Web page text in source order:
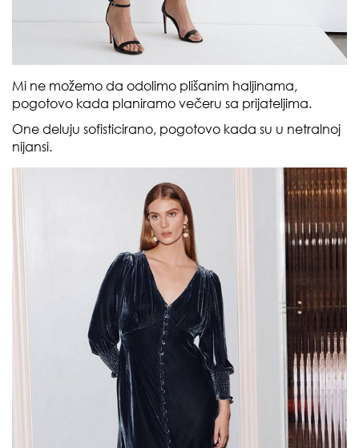
Mi ne možemo da odolimo plišanim haljinama,
pogotovo kada planiramo večeru sa prijateljima.
One deluju sofisticirano, pogotovo kada su u netralnoj
nijansi.